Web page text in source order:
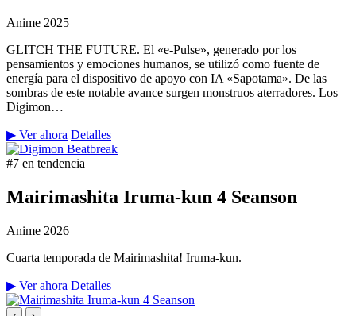
Anime 2025
GLITCH THE FUTURE. El «e-Pulse», generado por los
pensamientos y emociones humanos, se utilizó como fuente de
energía para el dispositivo de apoyo con IA «Sapotama». De las
sombras de este notable avance surgen monstruos aterradores. Los
Digimon…
▶ Ver ahora Detalles
#7 en tendencia
Mairimashita Iruma-kun 4 Seanson
Anime 2026
Cuarta temporada de Mairimashita! Iruma-kun.
▶ Ver ahora Detalles